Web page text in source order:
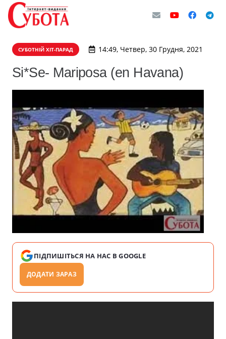
СУБОТНІЙ ХІТ-ПАРАД 14:49, Четвер, 30 Грудня, 2021
Si*Se- Mariposa (en Havana)
ПІДПИШІТЬСЯ НА НАС В GOOGLE
ДОДАТИ ЗАРАЗ